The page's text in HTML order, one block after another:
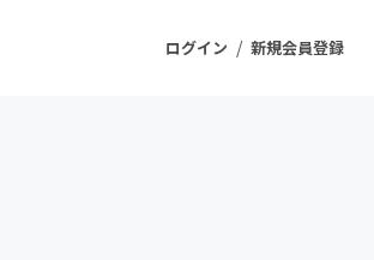
ログイン / 新規会員登録